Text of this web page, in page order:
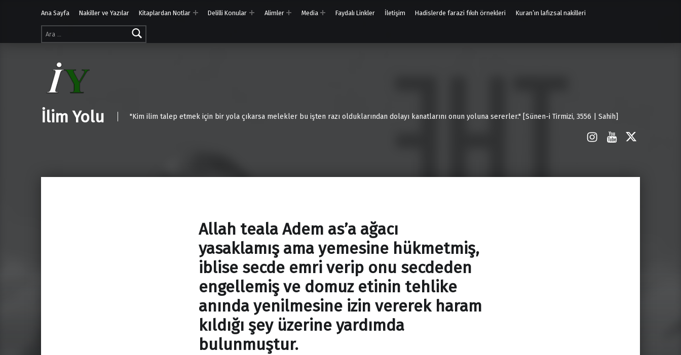
Arama:
Ana Sayfa Nakiller ve Yazılar Kitaplardan Notlar Delilli Konular Alimler Media Faydalı Linkler İletişim Hadislerde farazi fıkıh örnekleri Kuran’ın lafızsal nakilleri
İlim Yolu "Kim ilim talep etmek için bir yola çıkarsa melekler bu işten razı olduklarından dolayı kanatlarını onun yoluna sererler." [Sünen-i Tirmizi, 3556 | Sahih]
İnstagram
Youtube
Allah teala Adem as’a ağacı
yasaklamış ama yemesine hükmetmiş,
iblise secde emri verip onu secdeden
engellemiş ve domuz etinin tehlike
anında yenilmesine izin vererek haram
kıldığı şey üzerine yardımda
bulunmuştur.